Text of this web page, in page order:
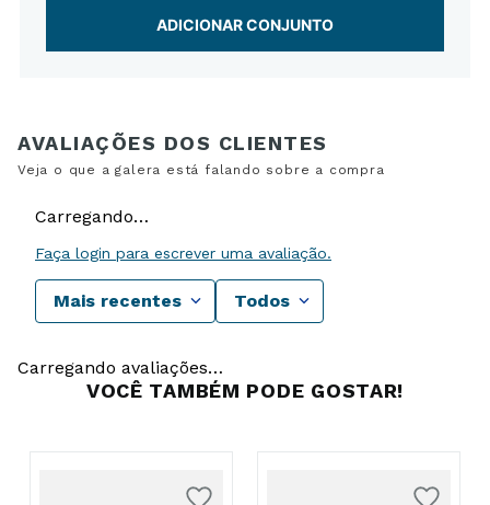
ADICIONAR CONJUNTO
Carregando…
Faça login para escrever uma avaliação.
Mais recentes Todos
Carregando avaliações…
VOCÊ TAMBÉM PODE GOSTAR!